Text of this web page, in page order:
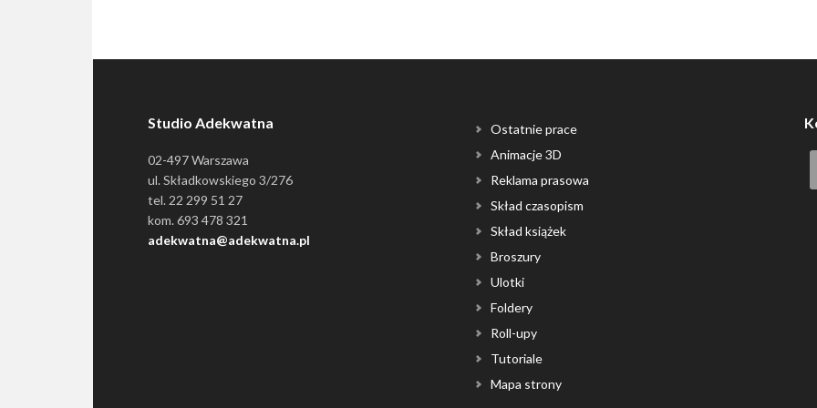
Studio Adekwatna
02-497 Warszawa
ul. Składkowskiego 3/276
tel. 22 299 51 27
kom. 693 478 321
adekwatna@adekwatna.pl
Ostatnie prace
Animacje 3D
Reklama prasowa
Skład czasopism
Skład książek
Broszury
Ulotki
Foldery
Roll-upy
Tutoriale
Mapa strony